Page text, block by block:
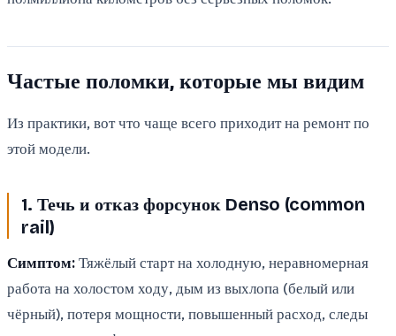
Частые поломки, которые мы видим
Из практики, вот что чаще всего приходит на ремонт по
этой модели.
1. Течь и отказ форсунок Denso (common
rail)
Симптом:Тяжёлый старт на холодную, неравномерная
работа на холостом ходу, дым из выхлопа (белый или
чёрный), потеря мощности, повышенный расход, следы